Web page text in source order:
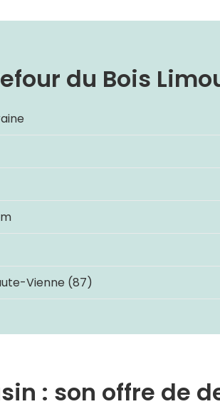
du Bois
Vienne (87)
: son offre de